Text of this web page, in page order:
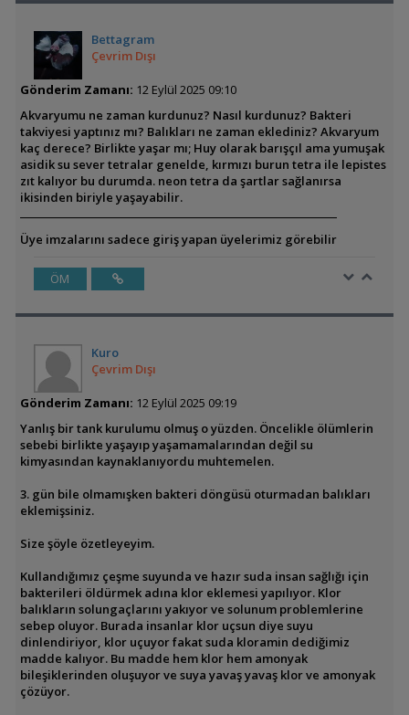
Bettagram
Çevrim Dışı
Gönderim Zamanı: 12 Eylül 2025 09:10
Akvaryumu ne zaman kurdunuz? Nasıl kurdunuz? Bakteri
takviyesi yaptınız mı? Balıkları ne zaman eklediniz? Akvaryum
kaç derece? Birlikte yaşar mı; Huy olarak barışçıl ama yumuşak
asidik su sever tetralar genelde, kırmızı burun tetra ile lepistes
zıt kalıyor bu durumda. neon tetra da şartlar sağlanırsa
ikisinden biriyle yaşayabilir.
Üye imzalarını sadece giriş yapan üyelerimiz görebilir
ÖM
Kuro
Çevrim Dışı
Gönderim Zamanı: 12 Eylül 2025 09:19
Yanlış bir tank kurulumu olmuş o yüzden. Öncelikle ölümlerin
sebebi birlikte yaşayıp yaşamamalarından değil su
kimyasından kaynaklanıyordu muhtemelen.
3. gün bile olmamışken bakteri döngüsü oturmadan balıkları
eklemişsiniz.
Size şöyle özetleyeyim.
Kullandığımız çeşme suyunda ve hazır suda insan sağlığı için
bakterileri öldürmek adına klor eklemesi yapılıyor. Klor
balıkların solungaçlarını yakıyor ve solunum problemlerine
sebep oluyor. Burada insanlar klor uçsun diye suyu
dinlendiriyor, klor uçuyor fakat suda kloramin dediğimiz
madde kalıyor. Bu madde hem klor hem amonyak
bileşiklerinden oluşuyor ve suya yavaş yavaş klor ve amonyak
çözüyor.